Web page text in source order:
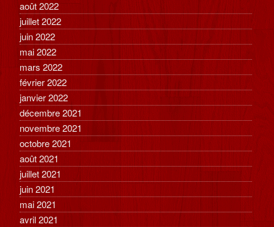
août 2022
juillet 2022
juin 2022
mai 2022
mars 2022
février 2022
janvier 2022
décembre 2021
novembre 2021
octobre 2021
août 2021
juillet 2021
juin 2021
mai 2021
avril 2021